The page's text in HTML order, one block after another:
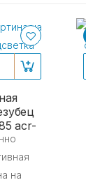
acr-